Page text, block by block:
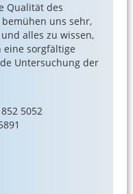
Qualität des
uns sehr,
alles zu wissen,
eine sorgfältige
Untersuchung der
5052